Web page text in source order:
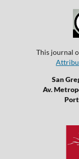
This journal
San
Av.